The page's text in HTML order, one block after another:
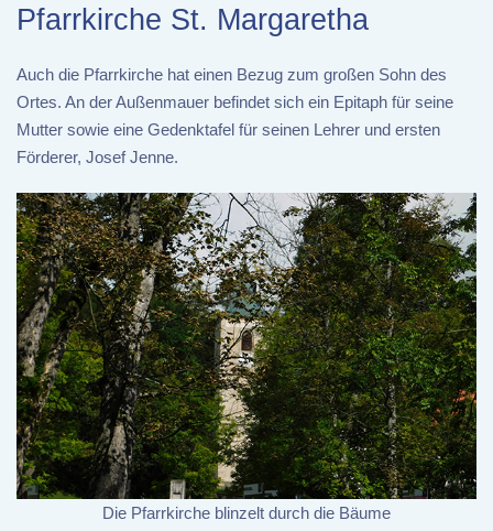
Pfarrkirche St. Margaretha
Auch die Pfarrkirche hat einen Bezug zum großen Sohn des
Ortes. An der Außenmauer befindet sich ein Epitaph für seine
Mutter sowie eine Gedenktafel für seinen Lehrer und ersten
Förderer, Josef Jenne.
Die Pfarrkirche blinzelt durch die Bäume